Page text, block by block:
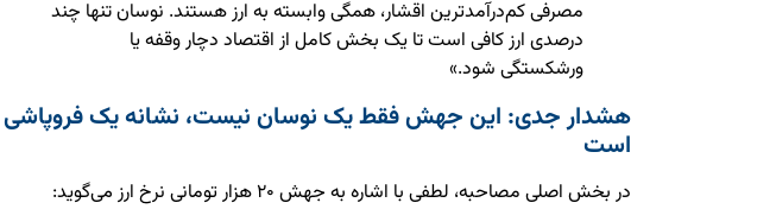
مصرفی کم‌درآمدترین اقشار، همگی وابسته به ارز هستند. نوسان تنها چند
درصدی ارز کافی است تا یک بخش کامل از اقتصاد دچار وقفه یا
ورشکستگی شود.»
هشدار جدی: این جهش فقط یک نوسان نیست، نشانه یک فروپاشی
است
در بخش اصلی مصاحبه، لطفی با اشاره به جهش ۲۰ هزار تومانی نرخ ارز می‌گوید: